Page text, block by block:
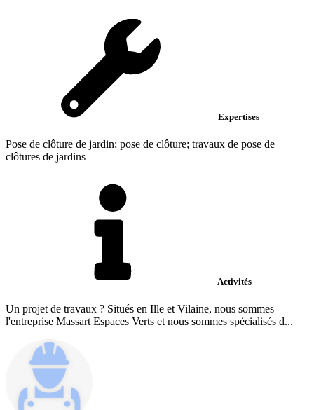
Expertises
Pose de clôture de jardin; pose de clôture; travaux de pose de
clôtures de jardins
Activités
Un projet de travaux ? Situés en Ille et Vilaine, nous sommes
l'entreprise Massart Espaces Verts et nous sommes spécialisés d...